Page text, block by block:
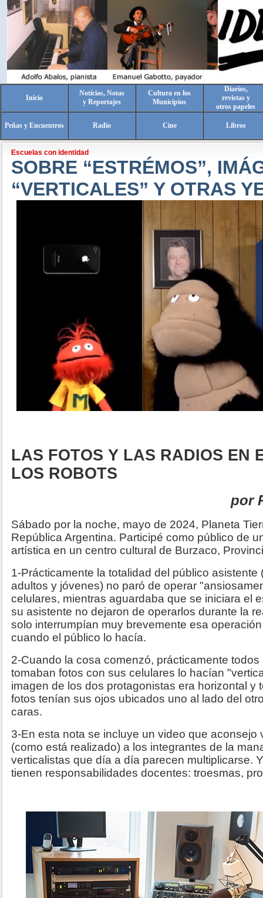
Inicio
Noticias, Notas
y Reportajes
Cultura en los
Municipios
Diarios,
revistas y
otros papeles
Peñas y Encuentros Radio Cine Libros
Escuelas con identidad
SOBRE “ESTRÉMOS”,
“VERTICALES” Y OTRAS
LAS FOTOS Y LAS RADIOS EN
LOS ROBOTS
por
Sábado por la noche, mayo de 2024, Planeta
República Argentina. Participé como público de
artística en un centro cultural de Burzaco,
1-Prácticamente la totalidad del público asistente
adultos y jóvenes) no paró de operar
celulares, mientras aguardaba que se iniciara el
su asistente no dejaron de operarlos durante la
solo interrumpían muy brevemente esa
cuando el público lo hacía.
2-Cuando la cosa comenzó, prácticamente
tomaban fotos con sus celulares lo hacían
imagen de los dos protagonistas era horizontal y
fotos tenían sus ojos ubicados uno al lado del
caras.
3-En esta nota se incluye un video que aconsejo
(como está realizado) a los integrantes de la
verticalistas que día a día parecen multiplicarse.
tienen responsabilidades docentes: troesmas,